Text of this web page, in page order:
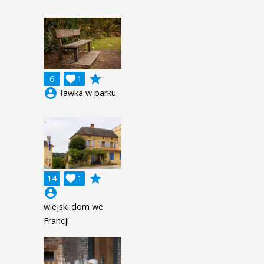
6 1

grade
account_circle ławka w parku
14 1

grade
account_circle
wiejski dom we
Francji